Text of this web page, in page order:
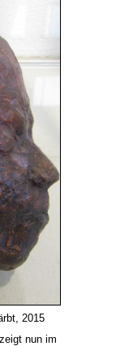
2015
nun im